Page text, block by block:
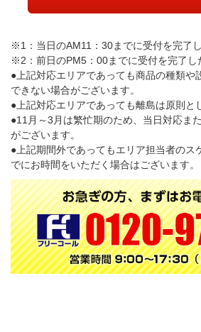
※1：当日のAM11：30までに受付を完了
※2：前日のPM5：00までに受付を完了し
●上記対応エリアであっても商品の種類や
できない場合がございます。
●上記対応エリアであっても離島は原則と
●11月～3月は繁忙期のため、当日対応ま
がございます。
●上記期間外であってもエリア担当者のス
でにお時間をいただく場合はございます。